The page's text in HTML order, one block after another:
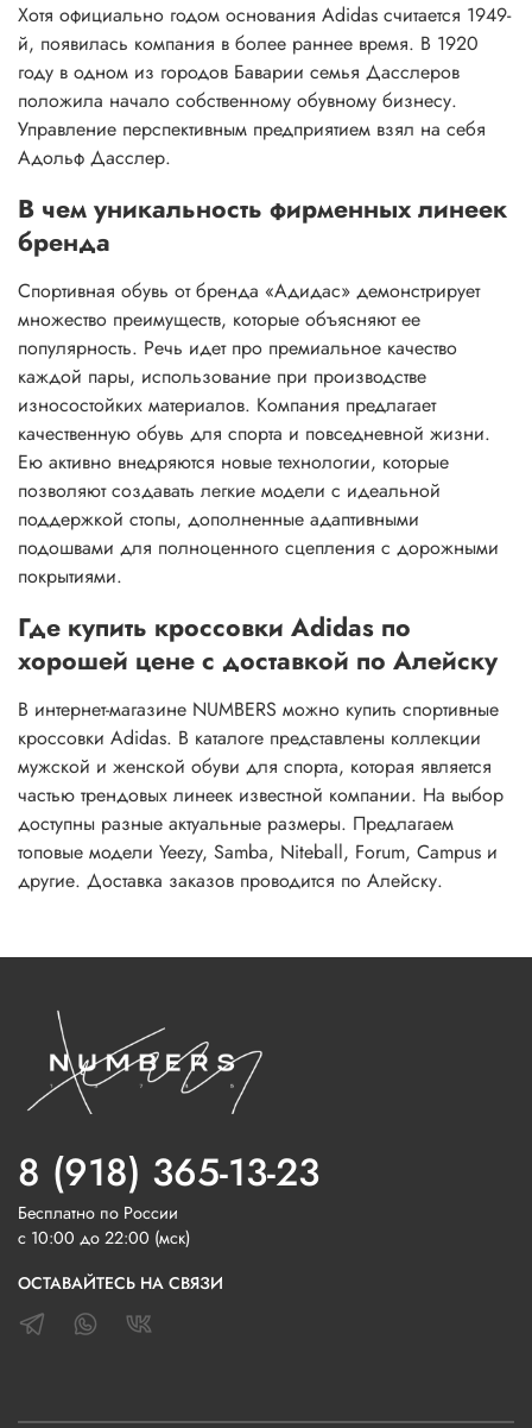
Хотя официально годом основания Adidas считается 1949-
й, появилась компания в более раннее время. В 1920
году в одном из городов Баварии семья Дасслеров
положила начало собственному обувному бизнесу.
Управление перспективным предприятием взял на себя
Адольф Дасслер.
В чем уникальность фирменных линеек
бренда
Спортивная обувь от бренда «Адидас» демонстрирует
множество преимуществ, которые объясняют ее
популярность. Речь идет про премиальное качество
каждой пары, использование при производстве
износостойких материалов. Компания предлагает
качественную обувь для спорта и повседневной жизни.
Ею активно внедряются новые технологии, которые
позволяют создавать легкие модели с идеальной
поддержкой стопы, дополненные адаптивными
подошвами для полноценного сцепления с дорожными
покрытиями.
Где купить кроссовки Adidas по
хорошей цене с доставкой по Алейску
В интернет-магазине NUMBERS можно купить спортивные
кроссовки Adidas. В каталоге представлены коллекции
мужской и женской обуви для спорта, которая является
частью трендовых линеек известной компании. На выбор
доступны разные актуальные размеры. Предлагаем
топовые модели Yeezy, Samba, Niteball, Forum, Campus и
другие. Доставка заказов проводится по Алейску.
8 (918) 365-13-23
Бесплатно по России
с 10:00 до 22:00 (мск)
ОСТАВАЙТЕСЬ НА СВЯЗИ